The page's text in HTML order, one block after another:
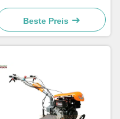
Dieselmotor und
verstellbarem Griff
Beste Preis